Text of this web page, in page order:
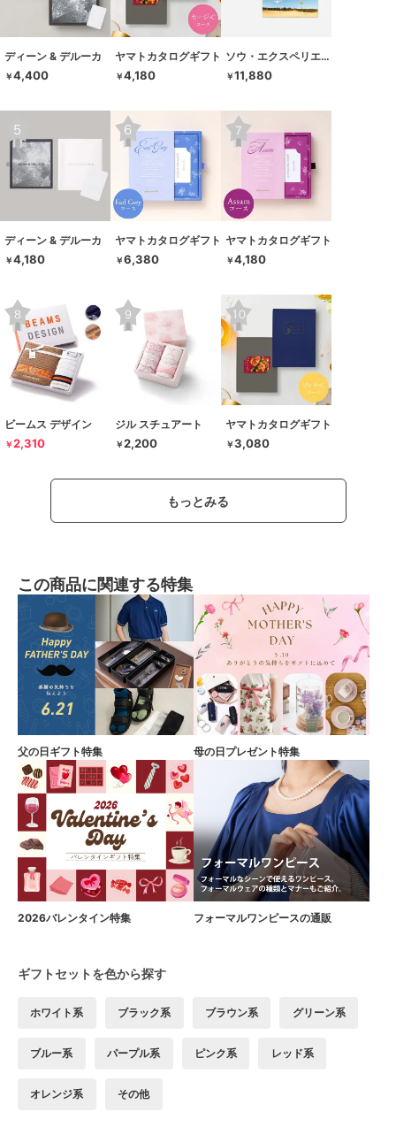
ディーン & デルーカ
￥4,400
ヤマトカタログギフト
￥4,180
ソウ・エクスペリエンス
￥11,880
ディーン & デルーカ
￥4,180
ヤマトカタログギフト
￥6,380
ヤマトカタログギフト
￥4,180
ビームス デザイン
￥2,310
ジル スチュアート
￥2,200
ヤマトカタログギフト
￥3,080
もっとみる
この商品に関連する特集
父の日ギフト特集 母の日プレゼント特集
2026バレンタイン特集 フォーマルワンピースの通販
ギフトセットを色から探す
ホワイト系 ブラック系 ブラウン系 グリーン系
ブルー系 パープル系 ピンク系 レッド系
オレンジ系 その他